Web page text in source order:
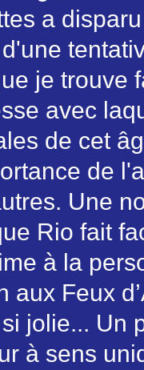
a
je trouve
avec
de cet
de
Une
Rio fait
à la
aux Feux
jolie... Un
à sens